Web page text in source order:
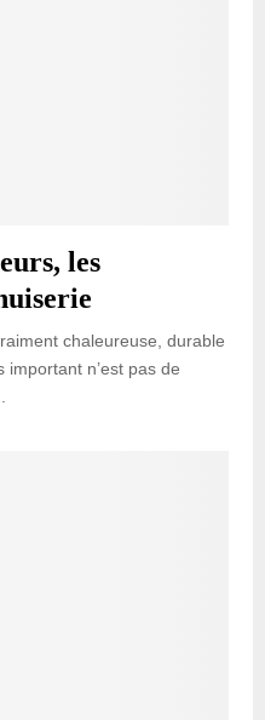
les
chaleureuse, durable
n’est pas de